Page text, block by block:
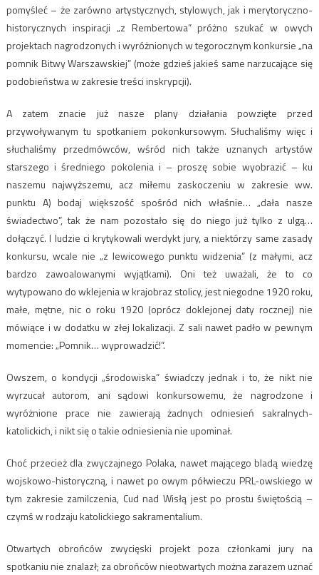
pomyśleć – że zarówno artystycznych, stylowych, jak i merytoryczno-
historycznych inspiracji „z Rembertowa” próżno szukać w owych
projektach nagrodzonych i wyróżnionych w tegorocznym konkursie „na
pomnik Bitwy Warszawskiej” (może gdzieś jakieś same narzucające się
podobieństwa w zakresie treści inskrypcji).
A zatem znacie już nasze plany działania powzięte przed
przywoływanym tu spotkaniem pokonkursowym. Słuchaliśmy więc i
słuchaliśmy przedmówców, wśród nich także uznanych artystów
starszego i średniego pokolenia i – proszę sobie wyobrazić – ku
naszemu najwyższemu, acz miłemu zaskoczeniu w zakresie ww.
punktu A) bodaj większość spośród nich właśnie… „dała nasze
świadectwo”, tak że nam pozostało się do niego już tylko z ulgą…
dołączyć. I ludzie ci krytykowali werdykt jury, a niektórzy same zasady
konkursu, wcale nie „z lewicowego punktu widzenia” (z małymi, acz
bardzo zawoalowanymi wyjątkami). Oni też uważali, że to co
wytypowano do wklejenia w krajobraz stolicy, jest niegodne 1920 roku,
małe, mętne, nic o roku 1920 (oprócz doklejonej daty rocznej) nie
mówiące i w dodatku w złej lokalizacji. Z sali nawet padło w pewnym
momencie: „Pomnik… wyprowadzić!”.
Owszem, o kondycji „środowiska” świadczy jednak i to, że nikt nie
wyrzucał autorom, ani sądowi konkursowemu, że nagrodzone i
wyróżnione prace nie zawierają żadnych odniesień sakralnych-
katolickich, i nikt się o takie odniesienia nie upominał.
Choć przecież dla zwyczajnego Polaka, nawet mającego bladą wiedzę
wojskowo-historyczną, i nawet po owym półwieczu PRL-owskiego w
tym zakresie zamilczenia, Cud nad Wisłą jest po prostu świętością –
czymś w rodzaju katolickiego sakramentalium.
Otwartych obrońców zwycięski projekt poza członkami jury na
spotkaniu nie znalazł; za obrońców nieotwartych można zarazem uznać